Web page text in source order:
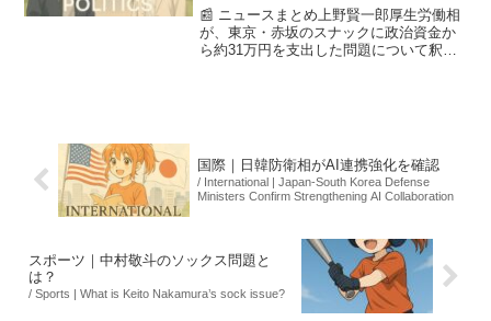
📰 ニュースまとめ上野賢一郎厚生労働相
が、東京・赤坂のスナックに政治資金か
ら約31万円を支出した問題について釈明
国際｜日韓防衛相がAI連携強化を確認
/ International | Japan-South Korea Defense
Ministers Confirm Strengthening AI Collaboration
スポーツ｜中村敬斗のソックス問題と
は？
/ Sports | What is Keito Nakamura’s sock issue?